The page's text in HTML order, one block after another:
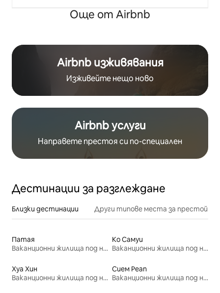
Още от Airbnb
Airbnb изживявания
Изживейте нещо ново
Airbnb услуги
Направете престоя си по-специален
Дестинации за разглеждане
Близки дестинации Други типове места за престой
Патая
Ваканционни жилища под наем
Ко Самуи
Ваканционни жилища под наем
Хуа Хин
Ваканционни жилища под наем
Сием Реап
Ваканционни жилища под наем